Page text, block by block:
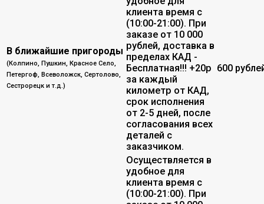
В ближайшие пригороды
(Колпино, Пушкин, Красное Село,
Петергоф, Всеволожск, Сертолово,
Сестрорецк и т.д.)
клиента время с
(10:00-21:00). При
заказе от 10 000
рублей, доставка в
пределах КАД -
Бесплатная!!! +20р
за каждый
километр от КАД,
срок исполнения
от 2-5 дней, после
согласования всех
деталей с
заказчиком.
600
Осуществляется в
удобное для
клиента время с
(10:00-21:00). При